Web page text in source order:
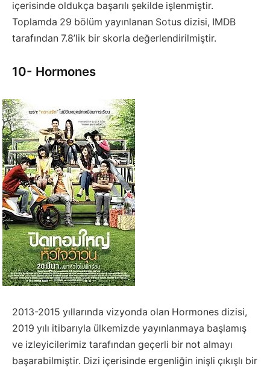
içerisinde oldukça başarılı şekilde işlenmiştir.
Toplamda 29 bölüm yayınlanan Sotus dizisi, IMDB
tarafından 7.8’lik bir skorla değerlendirilmiştir.
10- Hormones
2013-2015 yıllarında vizyonda olan Hormones dizisi,
2019 yılı itibarıyla ülkemizde yayınlanmaya başlamış
ve izleyicilerimiz tarafından geçerli bir not almayı
başarabilmiştir. Dizi içerisinde ergenliğin inişli çıkışlı bir